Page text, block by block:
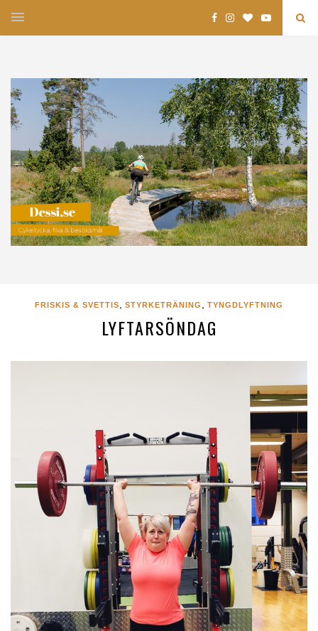
FRISKIS & SVETTIS, STYRKETRÄNING , TYNGDLYFTNING
LYFTARSÖNDAG